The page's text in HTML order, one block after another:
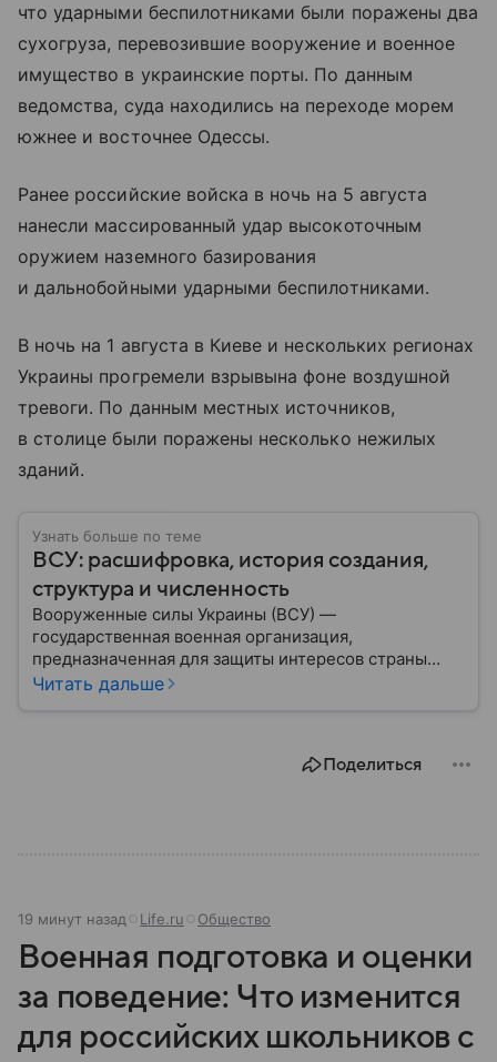
что ударными беспилотниками были поражены два
сухогруза, перевозившие вооружение и военное
имущество в украинские порты. По данным
ведомства, суда находились на переходе морем
южнее и восточнее Одессы.
Ранее российские войска в ночь на 5 августа
нанесли массированный удар высокоточным
оружием наземного базирования
и дальнобойными ударными беспилотниками.
В ночь на 1 августа в Киеве и нескольких регионах
Украины прогремели взрывына фоне воздушной
тревоги. По данным местных источников,
в столице были поражены несколько нежилых
зданий.
Узнать больше по теме
ВСУ: расшифровка, история создания,
структура и численность
Вооруженные силы Украины (ВСУ) —
государственная военная организация,
предназначенная для защиты интересов страны
военным путем. Была создана после
Читать дальше
Поделиться
19 минут назад Life.ru Общество
Военная подготовка и оценки
за поведение: Что изменится
для российских школьников с